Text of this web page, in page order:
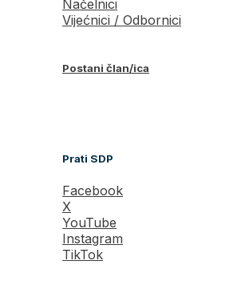
Načelnici
Vijećnici / Odbornici
Postani član/ica
Prati SDP
Facebook
X
YouTube
Instagram
TikTok